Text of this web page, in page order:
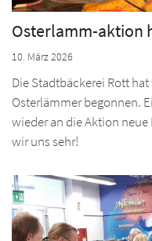
Osterlamm-aktion
10. März 2026
Die Stadtbäckerei Rott
Osterlämmer begonnen.
wieder an die Aktion
wir uns sehr!